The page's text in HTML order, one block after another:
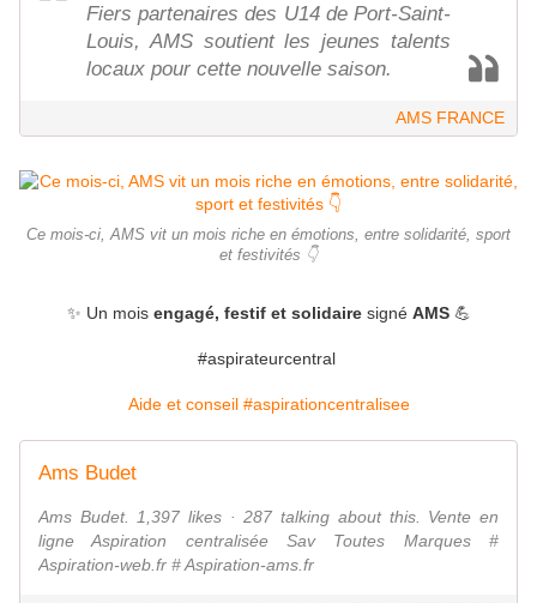
Fiers partenaires des U14 de Port-Saint-
Louis, AMS soutient les jeunes talents
locaux pour cette nouvelle saison.
AMS FRANCE
Ce mois-ci, AMS vit un mois riche en émotions, entre solidarité, sport
et festivités 👇
✨ Un mois engagé, festif et solidairesigné AMS💪
#aspirateurcentral
Aide et conseil #aspirationcentralisee
Ams Budet
Ams Budet. 1,397 likes · 287 talking about this. Vente en
ligne Aspiration centralisée Sav Toutes Marques #
Aspiration-web.fr # Aspiration-ams.fr